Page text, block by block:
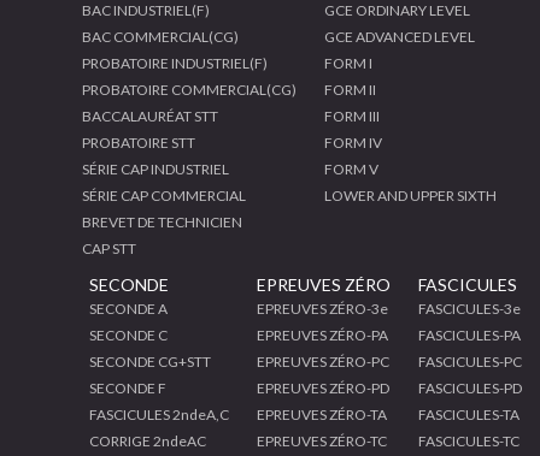
BAC INDUSTRIEL(F)
BAC COMMERCIAL(CG)
PROBATOIRE INDUSTRIEL(F)
PROBATOIRE COMMERCIAL(CG)
BACCALAURÉAT STT
PROBATOIRE STT
SÉRIE CAP INDUSTRIEL
SÉRIE CAP COMMERCIAL
BREVET DE TECHNICIEN
CAP STT
GCE ORDINARY LEVEL
GCE ADVANCED LEVEL
FORM I
FORM II
FORM III
FORM IV
FORM V
LOWER AND UPPER SIXTH
SECONDE
SECONDE A
SECONDE C
SECONDE CG+STT
SECONDE F
FASCICULES 2ndeA,C
CORRIGE 2ndeAC
EPREUVES ZÉRO
EPREUVES ZÉRO-3e
EPREUVES ZÉRO-PA
EPREUVES ZÉRO-PC
EPREUVES ZÉRO-PD
EPREUVES ZÉRO-TA
EPREUVES ZÉRO-TC
FASCICULES
FASCICULES-3e
FASCICULES-PA
FASCICULES-PC
FASCICULES-PD
FASCICULES-TA
FASCICULES-TC